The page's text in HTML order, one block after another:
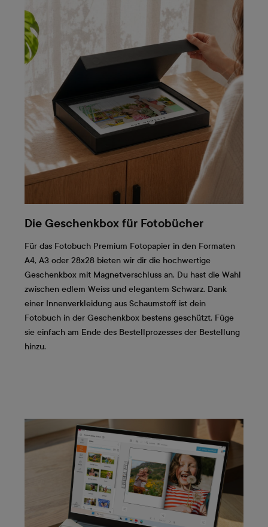
Die Geschenkbox für Fotobücher
Für das Fotobuch Premium Fotopapier in den Formaten
A4, A3 oder 28x28 bieten wir dir die hochwertige
Geschenkbox mit Magnetverschluss an. Du hast die Wahl
zwischen edlem Weiss und elegantem Schwarz. Dank
einer Innenverkleidung aus Schaumstoff ist dein
Fotobuch in der Geschenkbox bestens geschützt. Füge
sie einfach am Ende des Bestellprozesses der Bestellung
hinzu.